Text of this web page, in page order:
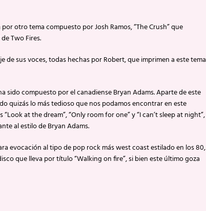
otro tema compuesto por Josh Ramos, “The Crush” que
Two Fires.
de sus voces, todas hechas por Robert, que imprimen a este tema
sido compuesto por el canadiense Bryan Adams. Aparte de este
quizás lo más tedioso que nos podamos encontrar en este
at the dream”, “Only room for one” y “I can’t sleep at night”,
al estilo de Bryan Adams.
evocación al tipo de pop rock más west coast estilado en los 80,
que lleva por título “Walking on fire”, si bien este último goza